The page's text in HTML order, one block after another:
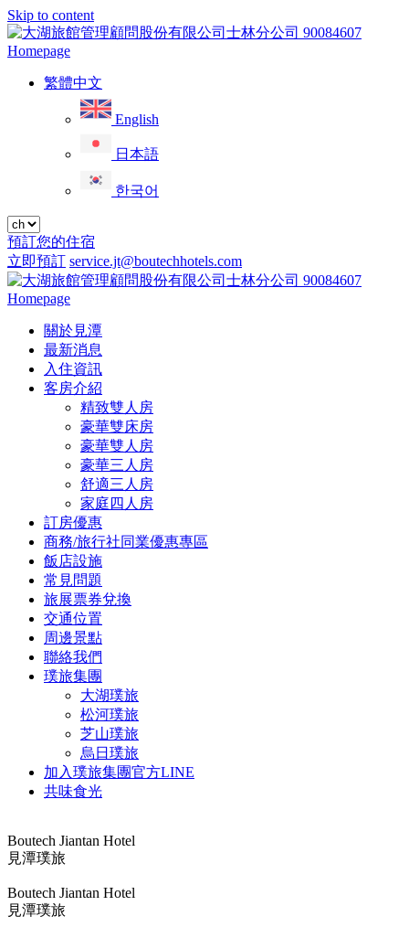
Skip to content
菜
單
繁體中文
English
日本語
한국어
預訂您的住宿
立即預訂 service.jt@boutechhotels.com
Close
menu
關於見潭
最新消息
入住資訊
客房介紹
精致雙人房
豪華雙床房
豪華雙人房
豪華三人房
舒適三人房
家庭四人房
訂房優惠
商務/旅行社同業優惠專區
飯店設施
常見問題
旅展票券兌換
交通位置
周邊景點
聯絡我們
璞旅集團
大湖璞旅
松河璞旅
芝山璞旅
烏日璞旅
加入璞旅集團官方LINE
共味食光
Boutech Jiantan Hotel
見潭璞旅
Boutech Jiantan Hotel
見潭璞旅